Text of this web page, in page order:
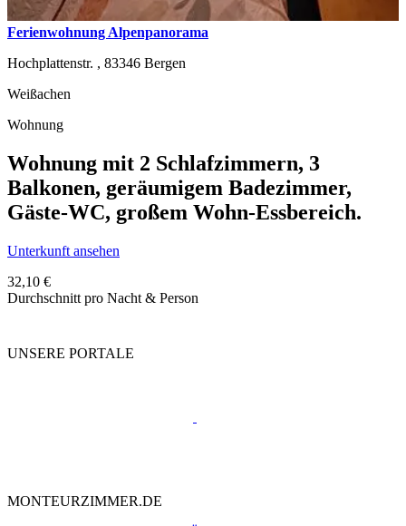
Ferienwohnung Alpenpanorama
Hochplattenstr. , 83346 Bergen
Weißachen
Wohnung
Wohnung mit 2 Schlafzimmern, 3
Balkonen, geräumigem Badezimmer,
Gäste-WC, großem Wohn-Essbereich.
Unterkunft ansehen
32,10 €
Durchschnitt pro Nacht & Person
UNSERE PORTALE
MONTEURZIMMER.DE